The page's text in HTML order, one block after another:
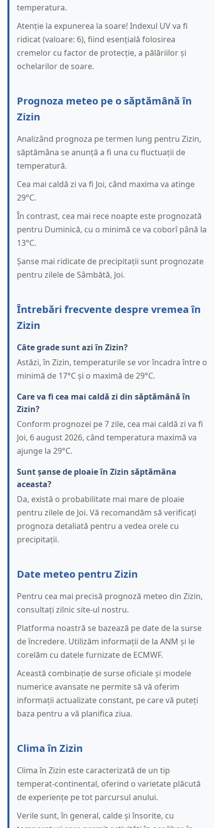
temperatura.
Atenție la expunerea la soare! Indexul UV va fi
ridicat (valoare: 6), fiind esențială folosirea
cremelor cu factor de protecție, a pălăriilor și
ochelarilor de soare.
Prognoza meteo pe o săptămână în
Zizin
Analizând prognoza pe termen lung pentru Zizin,
săptămâna se anunță a fi una cu fluctuații de
temperatură.
Cea mai caldă zi va fi Joi, când maxima va atinge
29°C.
În contrast, cea mai rece noapte este prognozată
pentru Duminică, cu o minimă ce va coborî până la
13°C.
Șanse mai ridicate de precipitații sunt prognozate
pentru zilele de Sâmbătă, Joi.
Întrebări frecvente despre vremea în
Zizin
Câte grade sunt azi în Zizin?
Astăzi, în Zizin, temperaturile se vor încadra între o
minimă de 17°C și o maximă de 29°C.
Care va fi cea mai caldă zi din săptămână în
Zizin?
Conform prognozei pe 7 zile, cea mai caldă zi va fi
Joi, 6 august 2026, când temperatura maximă va
ajunge la 29°C.
Sunt șanse de ploaie în Zizin săptămâna
aceasta?
Da, există o probabilitate mai mare de ploaie
pentru zilele de Joi. Vă recomandăm să verificați
prognoza detaliată pentru a vedea orele cu
precipitații.
Date meteo pentru Zizin
Pentru cea mai precisă prognoză meteo din Zizin,
consultați zilnic site-ul nostru.
Platforma noastră se bazează pe date de la surse
de încredere. Utilizăm informații de la ANM și le
corelăm cu datele furnizate de ECMWF.
Această combinație de surse oficiale și modele
numerice avansate ne permite să vă oferim
informații actualizate constant, pe care vă puteți
baza pentru a vă planifica ziua.
Clima în Zizin
Clima în Zizin este caracterizată de un tip
temperat-continental, oferind o varietate plăcută
de experiențe pe tot parcursul anului.
Verile sunt, în general, calde și însorite, cu